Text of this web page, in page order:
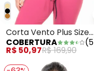
Corta Vento Plus Size
Rosa
COBERTURA (5
R$ 50,97R$ 169,90